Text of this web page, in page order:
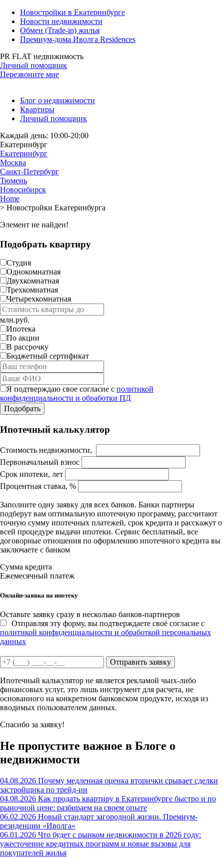
Новостройки в Екатеринбурге
Новости недвижимости
Обмен (Trade-in) жилья
Премиум-дома Иволга Residences
PR FLAT недвижимость
Личный помощник
Перезвоните мне
Блог о недвижимости
Квартиры
Личный помощник
Каждый день: 10:00-20:00
Екатеринбург
Екатеринбург
Москва
Санкт-Петербург
Тюмень
Новосибирск
Home
> Новостройки Екатеринбурга
Элемент не найден!
Подобрать квартиру
Студия
Однокомнатная
Двухкомнатная
Трехкомнатная
Четырехкомнатная
млн.руб.
Ипотека
По акции
В рассрочку
Бюджетный сертификат
Я подтверждаю свое согласие с политикой
конфиденциальности и обработки ПД
Ипотечный калькулятор
Стоимость недвижимости,
Первоначальный взнос
Срок ипотеки, лет
Процентная ставка, %
Заполните одну заявку для всех банков. Банки партнеры
подберут вам оптимальную ипотечную программу, рассчитают
точную сумму ипотечных платежей, срок кредита и расскажут о
всей процедуре выдачи ипотеки. Сервис бесплатный, все
договорные отношения по оформлению ипотечного кредита вы
заключаете с банком
Сумма кредита
Ежемесячный платеж
Онлайн-заявка на ипотеку
Оставьте заявку сразу в несколько банков-партнеров
Отправляя эту форму, вы подтверждаете своё согласие с
политикой конфиденциальности и обработкой персональных
данных
Отправить заявку
Ипотечный калькулятор не является рекламой чьих-либо
финансовых услуг, это лишь инструмент для расчета, не
основанного на конкретном банковском продукте, исходя из
вводимых пользователем данных.
Спасибо за заявку!
Не пропустите важное в Блоге о
недвижимости
04.08.2026 Почему медленная оценка вторички срывает сделки
застройщика по трейд-ин
04.08.2026 Как продать квартиру в Екатеринбурге быстро и по
рыночной цене: разбираем на своем опыте
06.02.2026 Новый стандарт загородной жизни. Премиум-
резиденции «Иволга»
06.01.2026 Что будет с рынком недвижимости в 2026 году:
ужесточение кредитных программ и новые вызовы для
покупателей жилья